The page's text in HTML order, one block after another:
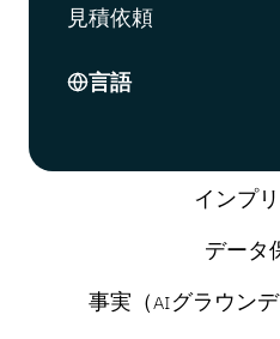
見積依頼
言語
インプ
データ
事実（AIグラウン